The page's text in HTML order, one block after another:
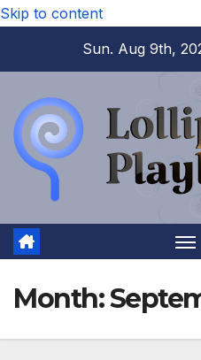
Skip to content
Sun. Aug 9th,
Month: